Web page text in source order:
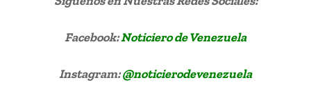
Facebook:Noticiero de Venezuela
Instagram:@noticierodevenezuela